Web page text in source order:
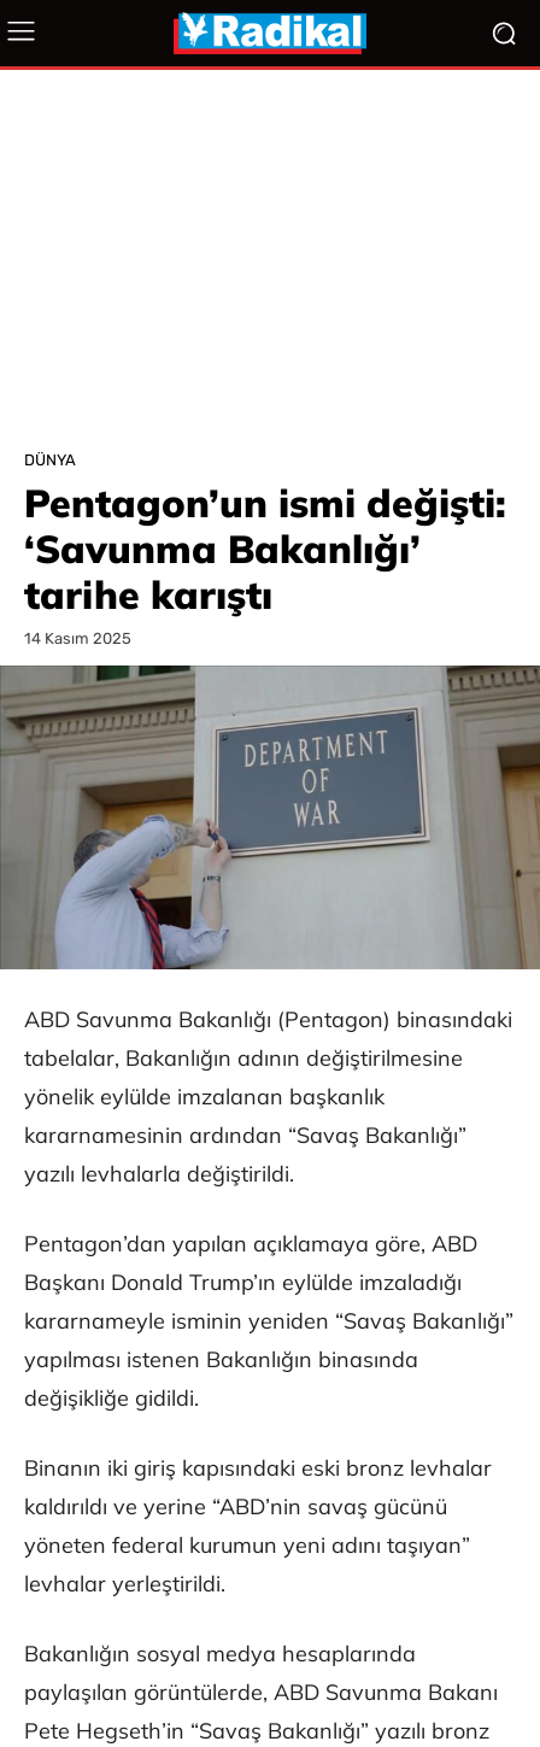
DÜNYA
Pentagon’un ismi değişti:
‘Savunma Bakanlığı’
tarihe karıştı
14 Kasım 2025
ABD Savunma Bakanlığı (Pentagon) binasındaki
tabelalar, Bakanlığın adının değiştirilmesine
yönelik eylülde imzalanan başkanlık
kararnamesinin ardından “Savaş Bakanlığı”
yazılı levhalarla değiştirildi.
Pentagon’dan yapılan açıklamaya göre, ABD
Başkanı Donald Trump’ın eylülde imzaladığı
kararnameyle isminin yeniden “Savaş Bakanlığı”
yapılması istenen Bakanlığın binasında
değişikliğe gidildi.
Binanın iki giriş kapısındaki eski bronz levhalar
kaldırıldı ve yerine “ABD’nin savaş gücünü
yöneten federal kurumun yeni adını taşıyan”
levhalar yerleştirildi.
Bakanlığın sosyal medya hesaplarında
paylaşılan görüntülerde, ABD Savunma Bakanı
Pete Hegseth’in “Savaş Bakanlığı” yazılı bronz